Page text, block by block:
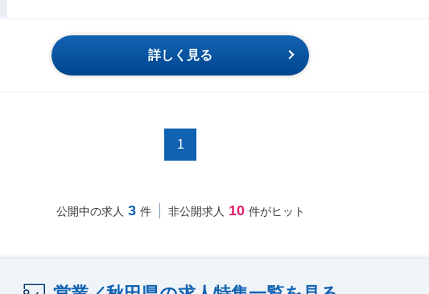
詳しく見る
1
公開中の求人 3 件 非公開求人 10 件がヒット